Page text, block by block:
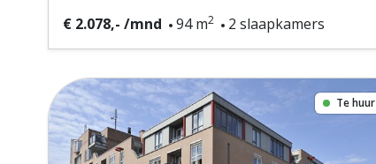
€ 2.078,- /mnd 94 m2 2 slaapkamers
Te huur